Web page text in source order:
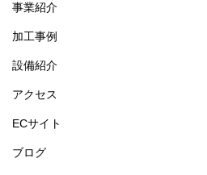
事業紹介
加工事例
設備紹介
アクセス
ECサイト
ブログ